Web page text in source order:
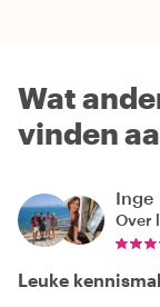
Wat
vinden
Inge
Over
Leuke